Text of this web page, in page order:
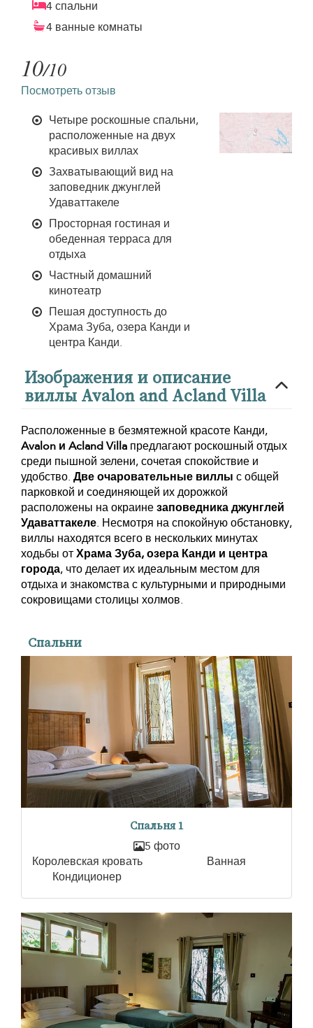
4 спальни
4 ванные комнаты
10/10
Посмотреть отзыв
Четыре роскошные спальни,
расположенные на двух
красивых виллах
Захватывающий вид на
заповедник джунглей
Удаваттакеле
Просторная гостиная и
обеденная терраса для
отдыха
Частный домашний
кинотеатр
Пешая доступность до
Храма Зуба, озера Канди и
центра Канди.
Изображения и описание
виллы Avalon and Acland Villa
Расположенные в безмятежной красоте Канди,
Avalon и Acland Villa предлагают роскошный отдых
среди пышной зелени, сочетая спокойствие и
удобство. Две очаровательные виллы с общей
парковкой и соединяющей их дорожкой
расположены на окраинезаповедника джунглей
Удаваттакеле. Несмотря на спокойную обстановку,
виллы находятся всего в нескольких минутах
ходьбы отХрама Зуба, озера Канди и центра
города, что делает их идеальным местом для
отдыха и знакомства с культурными и природными
сокровищами столицы холмов.
Спальни
Спальня 1
5 фото
Королевская кровать
Ванная
Кондиционер